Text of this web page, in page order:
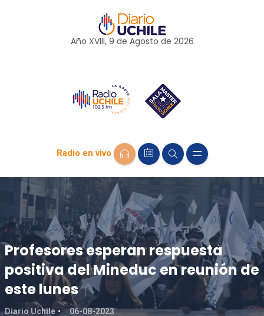
Año XVIII, 9 de Agosto de 2026
Radio en vivo
Profesores esperan respuesta
positiva del Mineduc en reunión de
este lunes
Diario Uchile 06-08-2023